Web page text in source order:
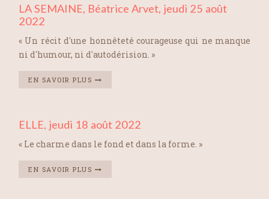
LA SEMAINE, Béatrice Arvet, jeudi 25 août
2022
« Un récit d'une honnêteté courageuse qui ne manque
ni d'humour, ni d'autodérision. »
EN SAVOIR PLUS
ELLE, jeudi 18 août 2022
« Le charme dans le fond et dans la forme. »
EN SAVOIR PLUS